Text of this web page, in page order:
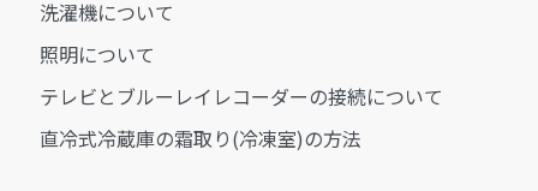
洗濯機について
照明について
テレビとブルーレイレコーダーの接続について
直冷式冷蔵庫の霜取り(冷凍室)の方法